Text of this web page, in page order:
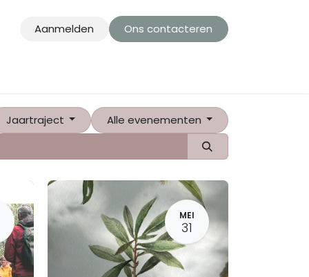
Aanmelden Ons contacteren
Jaartraject Alle evenementen
MEI
31